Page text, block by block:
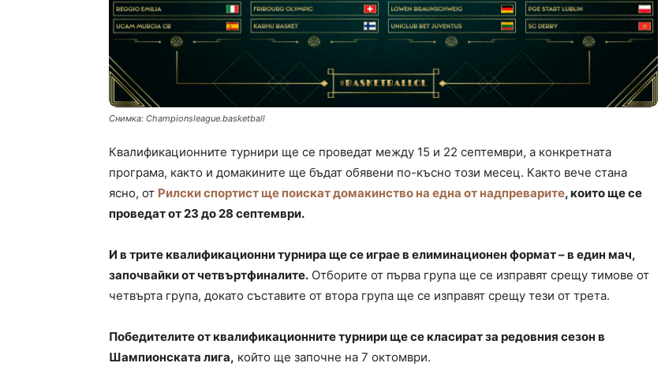
Снимка: Championsleague.basketball
Квалификационните турнири ще се проведат между 15 и 22 септември, а конкретната
програма, както и домакините ще бъдат обявени по-късно този месец. Както вече стана
ясно, от Рилски спортист ще поискат домакинство на една от надпреварите, които ще се
проведат от 23 до 28 септември.
И в трите квалификационни турнира ще се играе в елиминационен формат – в един мач,
започвайки от четвъртфиналите. Отборите от първа група ще се изправят срещу тимове от
четвърта група, докато съставите от втора група ще се изправят срещу тези от трета.
Победителите от квалификационните турнири ще се класират за редовния сезон в
Шампионската лига, който ще започне на 7 октомври.